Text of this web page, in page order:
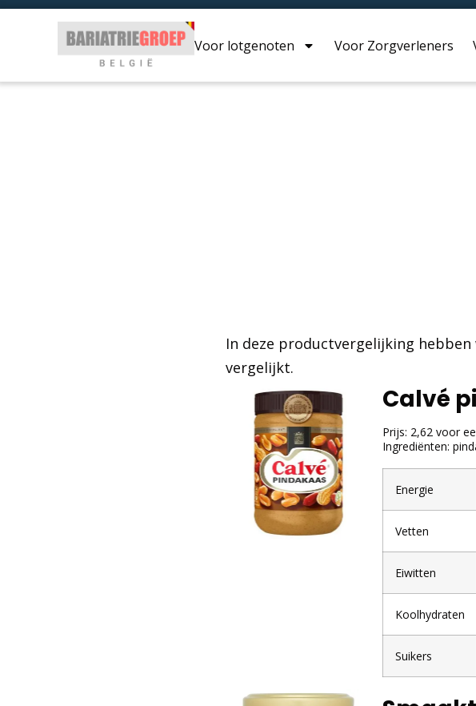
Voor lotgenoten Voor Zorgverleners
In deze productvergelijking
vergelijkt.
Calvé
Prijs: 2,62 voor
Ingrediënten:
Energie
Vetten
Eiwitten
Koolhydraten
Suikers